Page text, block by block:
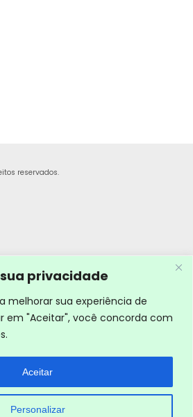
privacidade
melhorar sua experiência de
em "Aceitar", você concorda com
Personalizar
Aceitar
reservados.